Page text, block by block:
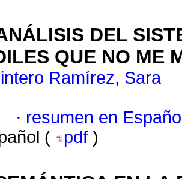
DEL
QUE NO ME
Ramírez, Sara
· resumen en
(
pdf )